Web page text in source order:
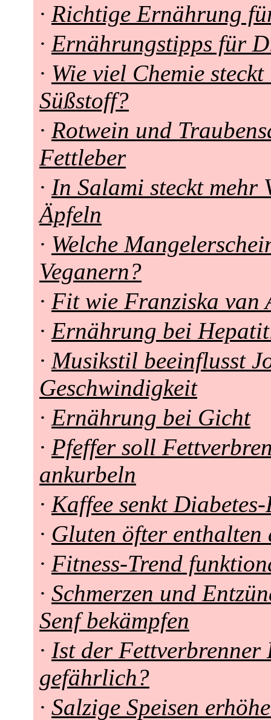
· Richtige Ernährung
· Ernährungstipps für
· Wie viel Chemie
Süßstoff?
· Rotwein und
Fettleber
· In Salami steckt mehr
Äpfeln
· Welche
Veganern?
· Fit wie Franziska van
· Ernährung bei
· Musikstil beeinflusst
Geschwindigkeit
· Ernährung bei Gicht
· Pfeffer soll
ankurbeln
· Kaffee senkt
· Gluten öfter enthalten
· Fitness-Trend
· Schmerzen und
Senf bekämpfen
· Ist der
gefährlich?
· Salzige Speisen